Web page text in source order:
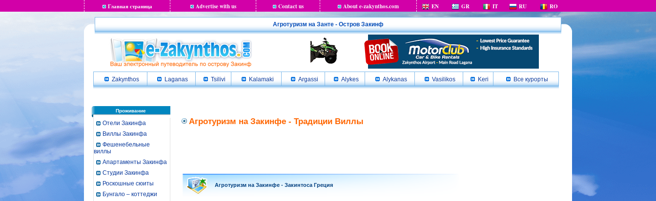
Главная страница Advertise with us Contact us About e-zakynthos.com EN GR IT RU RO
Агротуризм на Занте - Остров Закинф
Zakynthos Laganas Tsilivi Kalamaki Argassi Alykes Alykanas Vasilikos Keri Все курорты
Проживание
Отели Закинфа
Виллы Закинфа
Фешенебельные
виллы
Апартаменты Закинфа
Студии Закинфа
Роскошные сюиты
Бунгало – коттеджи
Агротуризм на Закинфе - Традиции Виллы
Агротуризм на Закинфе - Закинтоса Греция